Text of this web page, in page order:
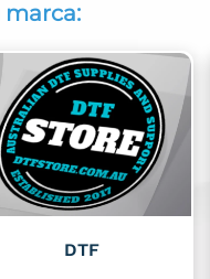
marca:
Estampado